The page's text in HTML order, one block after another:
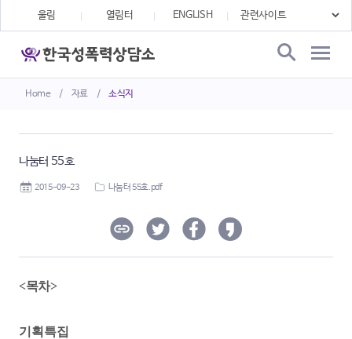
Home / 자료 / 소식지
울림 열림터 ENGLISH
나눔터 55호
2015-09-23 나눔터 55호.pdf
<목차>
기획특집